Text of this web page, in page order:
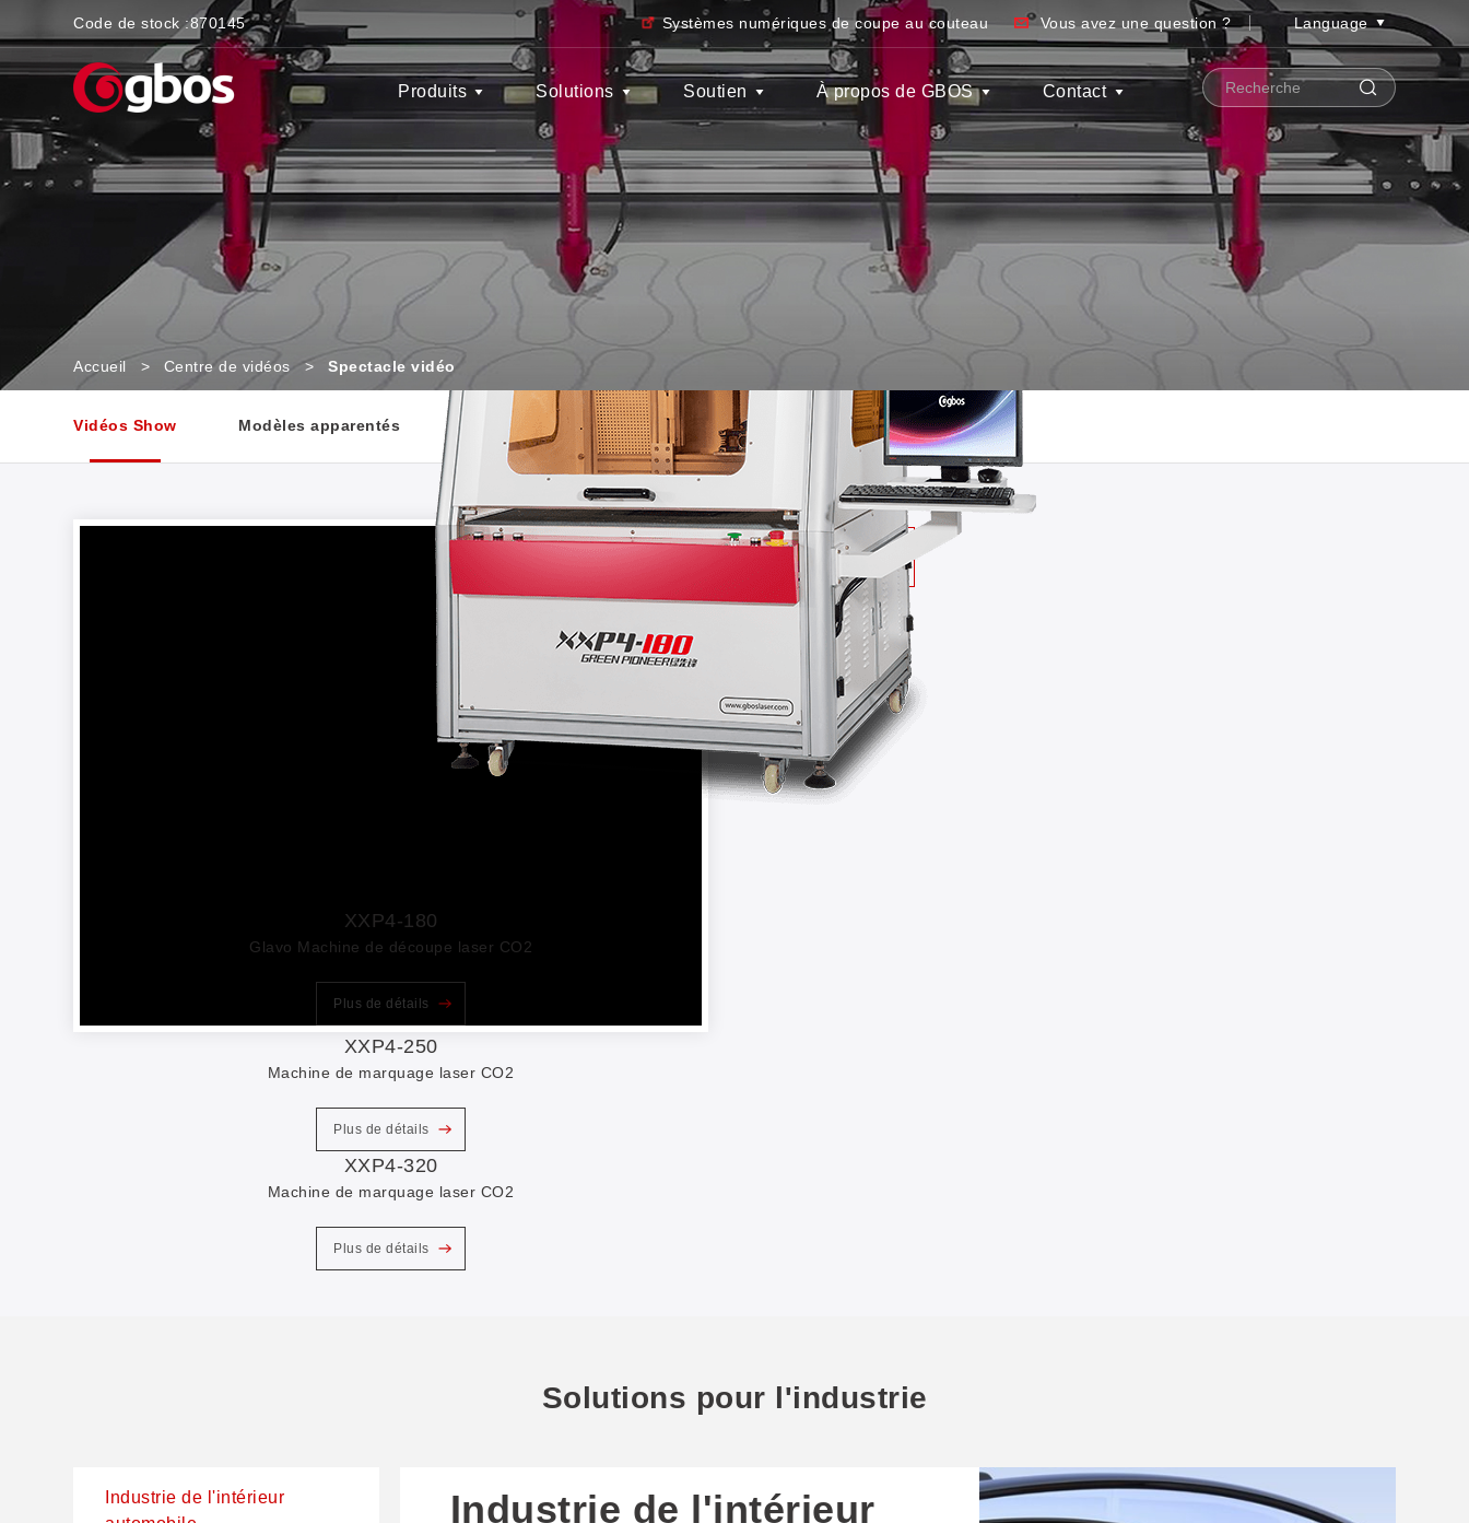
Code de stock :870145 Systèmes numériques de coupe au couteau Vous avez une question ? Language
Produits Solutions Soutien À propos de GBOS Contact
Accueil > Centre de vidéos > Spectacle vidéo
Vidéos Show Modèles apparentés Solutions pour l'industrie Matériaux et échantillons
XXP4-180
Glavo Machine de découpe laser CO2
Plus de détails
XXP4-250
Machine de marquage laser CO2
Plus de détails
XXP4-320
Machine de marquage laser CO2
Plus de détails
En savoir plus +
Solutions pour l'industrie
Industrie de l'intérieur
Industrie de l'intérieur
Industrie du meuble
Maroquinerie